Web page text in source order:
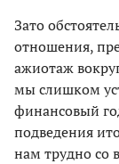
Зато
отношения,
ажиотаж
мы слишком
финансовый
подведения
нам трудно со